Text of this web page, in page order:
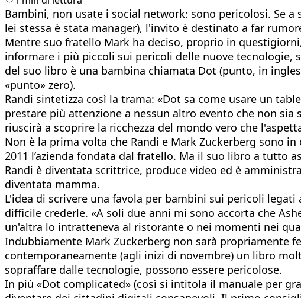
Bambini, non usate i social network: sono pericolosi. Se
lei stessa è stata manager), l'invito è destinato a far
Mentre suo fratello Mark ha deciso, proprio in
informare i più piccoli sui pericoli delle nuove tecnologie,
del suo libro è una bambina chiamata Dot (punto, in
«punto» zero).
Randi sintetizza così la trama: «Dot sa come usare un
prestare più attenzione a nessun altro evento che non
riuscirà a scoprire la ricchezza del mondo vero che
Non è la prima volta che Randi e Mark Zuckerberg sono
2011 l’azienda fondata dal fratello. Ma il suo libro a tutto
Randi è diventata scrittrice, produce video ed è
diventata mamma.
L'idea di scrivere una favola per bambini sui pericoli
difficile crederle. «A soli due anni mi sono accorta che
un'altra lo intratteneva al ristorante o nei momenti nei
Indubbiamente Mark Zuckerberg non sarà propriamente
contemporaneamente (agli inizi di novembre) un libro
sopraffare dalle tecnologie, possono essere pericolose.
In più «Dot complicated» (così si intitola il manuale per